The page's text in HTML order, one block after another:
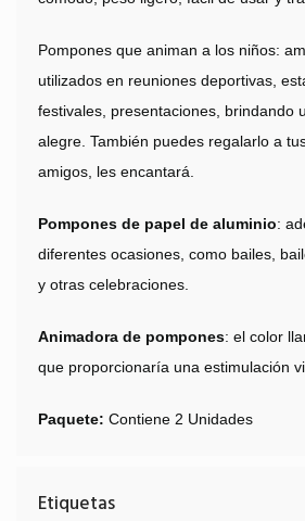
Pompones que animan a los niños:
utilizados en reuniones deportivas,
festivales, presentaciones, brindando
alegre. También puedes regalarlo a
amigos, les encantará.
Pompones de papel de aluminio:
diferentes ocasiones, como bailes,
y otras celebraciones.
Animadora de pompones: el color
que proporcionaría una estimulación
Paquete: Contiene 2 Unidades
Etiquetas